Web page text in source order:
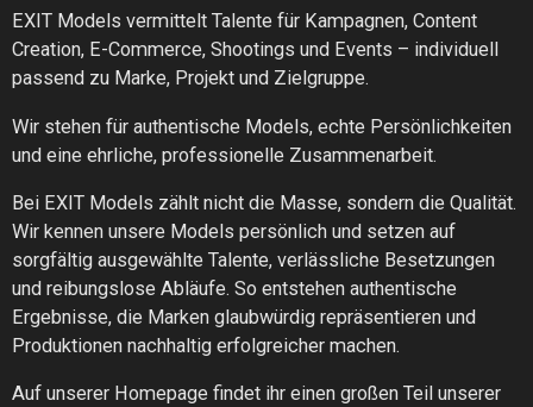
EXIT Models vermittelt Talente für Kampagnen, Content
Creation, E-Commerce, Shootings und Events – individuell
passend zu Marke, Projekt und Zielgruppe.
Wir stehen für authentische Models, echte Persönlichkeiten
und eine ehrliche, professionelle Zusammenarbeit.
Bei EXIT Models zählt nicht die Masse, sondern die Qualität.
Wir kennen unsere Models persönlich und setzen auf
sorgfältig ausgewählte Talente, verlässliche Besetzungen
und reibungslose Abläufe. So entstehen authentische
Ergebnisse, die Marken glaubwürdig repräsentieren und
Produktionen nachhaltig erfolgreicher machen.
Auf unserer Homepage findet ihr einen großen Teil unserer